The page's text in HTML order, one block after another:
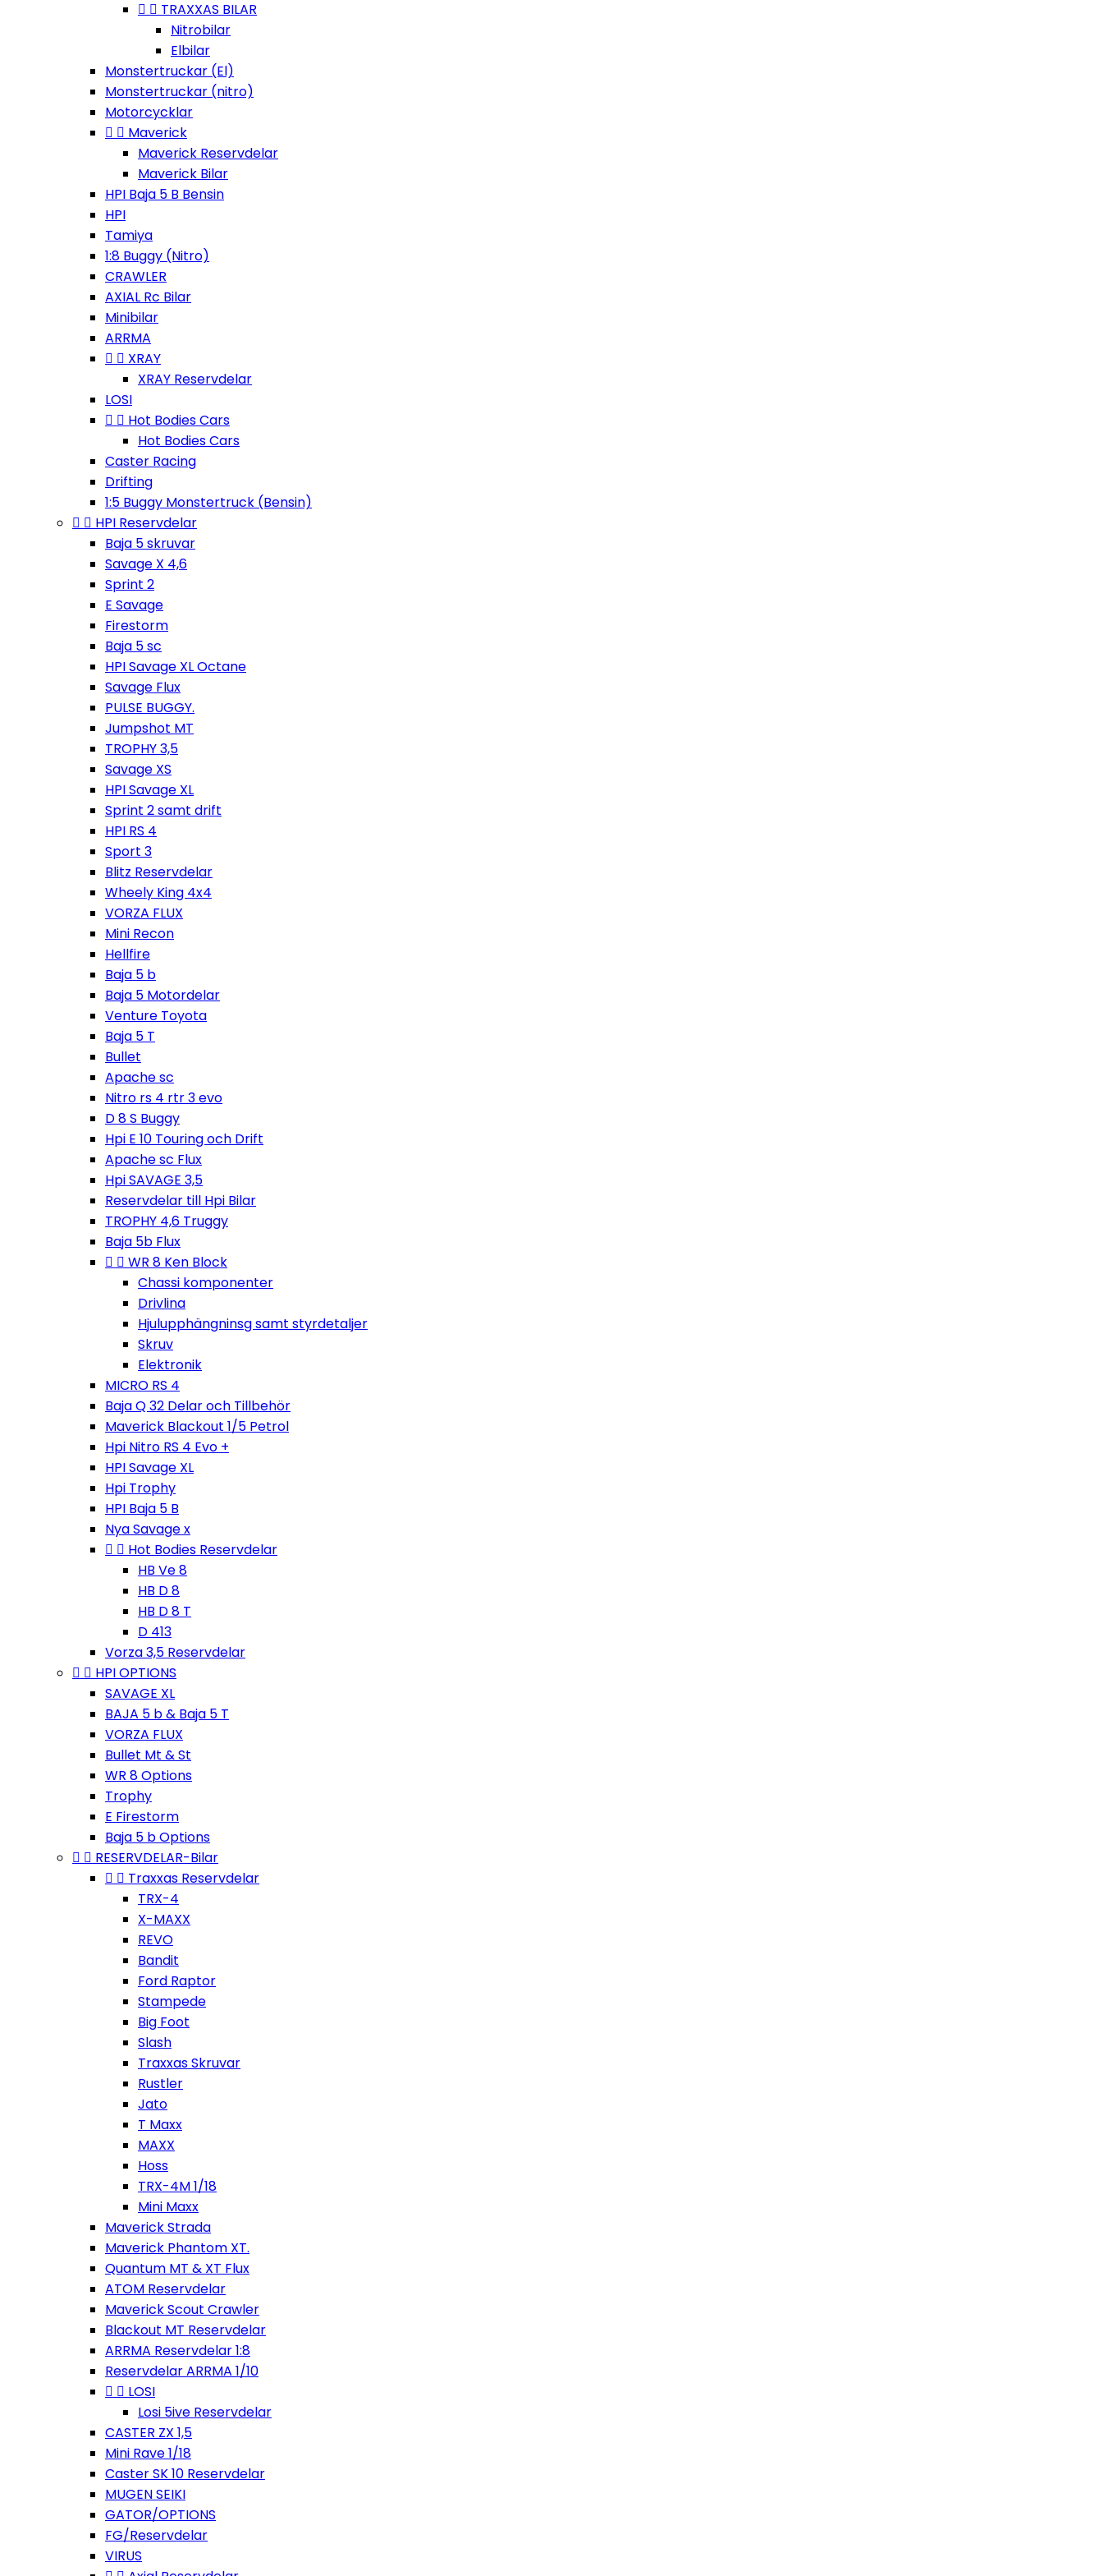
  TRAXXAS BILAR
Nitrobilar
Elbilar
Monstertruckar (El)
Monstertruckar (nitro)
Motorcycklar
  Maverick
Maverick Reservdelar
Maverick Bilar
HPI Baja 5 B Bensin
HPI
Tamiya
1:8 Buggy (Nitro)
CRAWLER
AXIAL Rc Bilar
Minibilar
ARRMA
  XRAY
XRAY Reservdelar
LOSI
  Hot Bodies Cars
Hot Bodies Cars
Caster Racing
Drifting
1:5 Buggy Monstertruck (Bensin)
  HPI Reservdelar
Baja 5 skruvar
Savage X 4,6
Sprint 2
E Savage
Firestorm
Baja 5 sc
HPI Savage XL Octane
Savage Flux
PULSE BUGGY.
Jumpshot MT
TROPHY 3,5
Savage XS
HPI Savage XL
Sprint 2 samt drift
HPI RS 4
Sport 3
Blitz Reservdelar
Wheely King 4x4
VORZA FLUX
Mini Recon
Hellfire
Baja 5 b
Baja 5 Motordelar
Venture Toyota
Baja 5 T
Bullet
Apache sc
Nitro rs 4 rtr 3 evo
D 8 S Buggy
Hpi E 10 Touring och Drift
Apache sc Flux
Hpi SAVAGE 3,5
Reservdelar till Hpi Bilar
TROPHY 4,6 Truggy
Baja 5b Flux
  WR 8 Ken Block
Chassi komponenter
Drivlina
Hjulupphängninsg samt styrdetaljer
Skruv
Elektronik
MICRO RS 4
Baja Q 32 Delar och Tillbehör
Maverick Blackout 1/5 Petrol
Hpi Nitro RS 4 Evo +
HPI Savage XL
Hpi Trophy
HPI Baja 5 B
Nya Savage x
  Hot Bodies Reservdelar
HB Ve 8
HB D 8
HB D 8 T
D 413
Vorza 3,5 Reservdelar
  HPI OPTIONS
SAVAGE XL
BAJA 5 b & Baja 5 T
VORZA FLUX
Bullet Mt & St
WR 8 Options
Trophy
E Firestorm
Baja 5 b Options
  RESERVDELAR-Bilar
  Traxxas Reservdelar
TRX-4
X-MAXX
REVO
Bandit
Ford Raptor
Stampede
Big Foot
Slash
Traxxas Skruvar
Rustler
Jato
T Maxx
MAXX
Hoss
TRX-4M 1/18
Mini Maxx
Maverick Strada
Maverick Phantom XT.
Quantum MT & XT Flux
ATOM Reservdelar
Maverick Scout Crawler
Blackout MT Reservdelar
ARRMA Reservdelar 1:8
Reservdelar ARRMA 1/10
  LOSI
Losi 5ive Reservdelar
CASTER ZX 1,5
Mini Rave 1/18
Caster SK 10 Reservdelar
MUGEN SEIKI
GATOR/OPTIONS
FG/Reservdelar
VIRUS